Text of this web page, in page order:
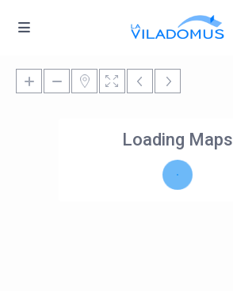
Loading Maps